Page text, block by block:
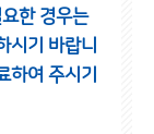
한 경우는
시기 바랍니
하여 주시기